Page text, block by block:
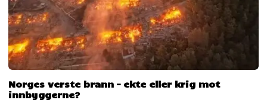
Norges verste brann – ekte eller krig mot
innbyggerne?